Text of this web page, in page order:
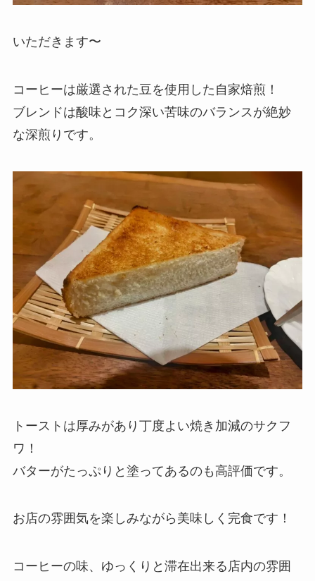
いただきます〜
コーヒーは厳選された豆を使用した自家焙煎！
ブレンドは酸味とコク深い苦味のバランスが絶妙
な深煎りです。
トーストは厚みがあり丁度よい焼き加減のサクフ
ワ！
バターがたっぷりと塗ってあるのも高評価です。
お店の雰囲気を楽しみながら美味しく完食です！
コーヒーの味、ゆっくりと滞在出来る店内の雰囲